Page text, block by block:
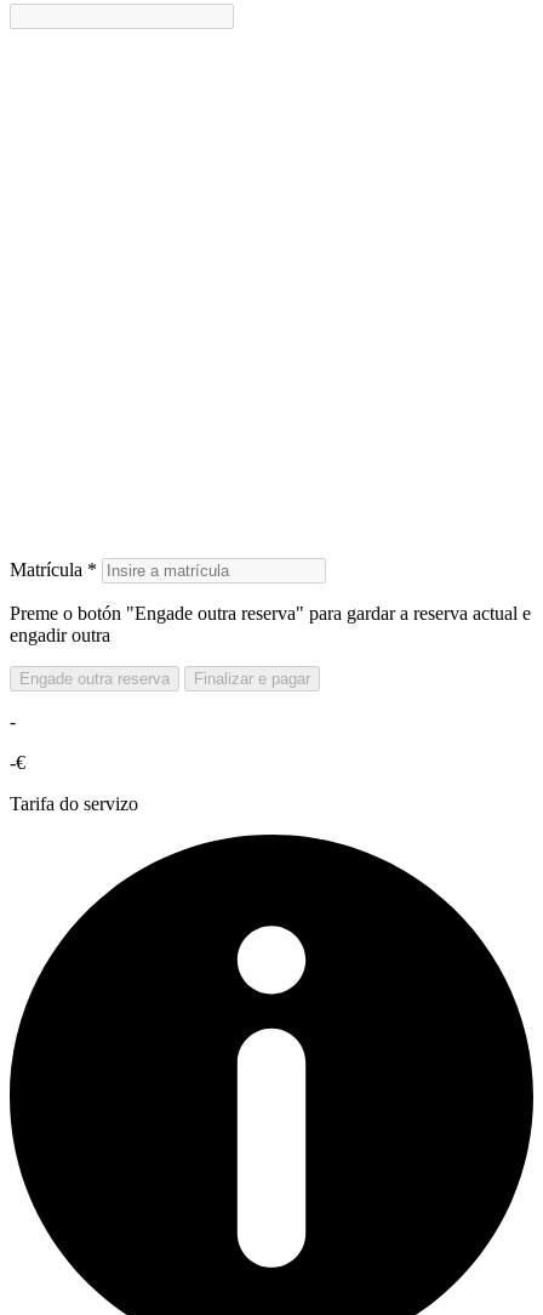
Matrícula *
Preme o botón "Engade outra reserva" para gardar a reserva actual e
engadir outra
Engade outra reserva Finalizar e pagar
-
-€
Tarifa do servizo